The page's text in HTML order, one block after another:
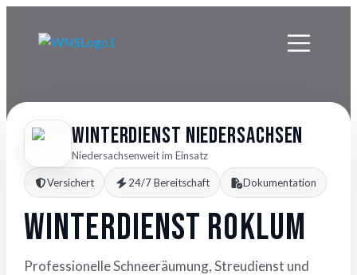
Winterdienst Niedersachsen
Niedersachsenweit im Einsatz
Versichert 24/7 Bereitschaft Dokumentation
Winterdienst Roklum
Professionelle Schneeräumung, Streudienst und